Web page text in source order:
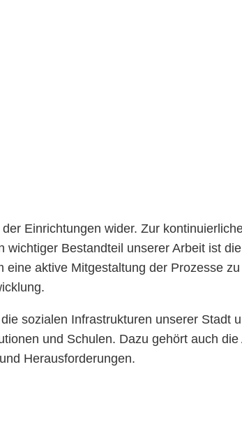
Einrichtungen wider. Zur
Bestandteil unserer Arbeit ist
aktive Mitgestaltung der Prozesse
sozialen Infrastrukturen unserer Stadt
und Schulen. Dazu gehört auch die
Herausforderungen.